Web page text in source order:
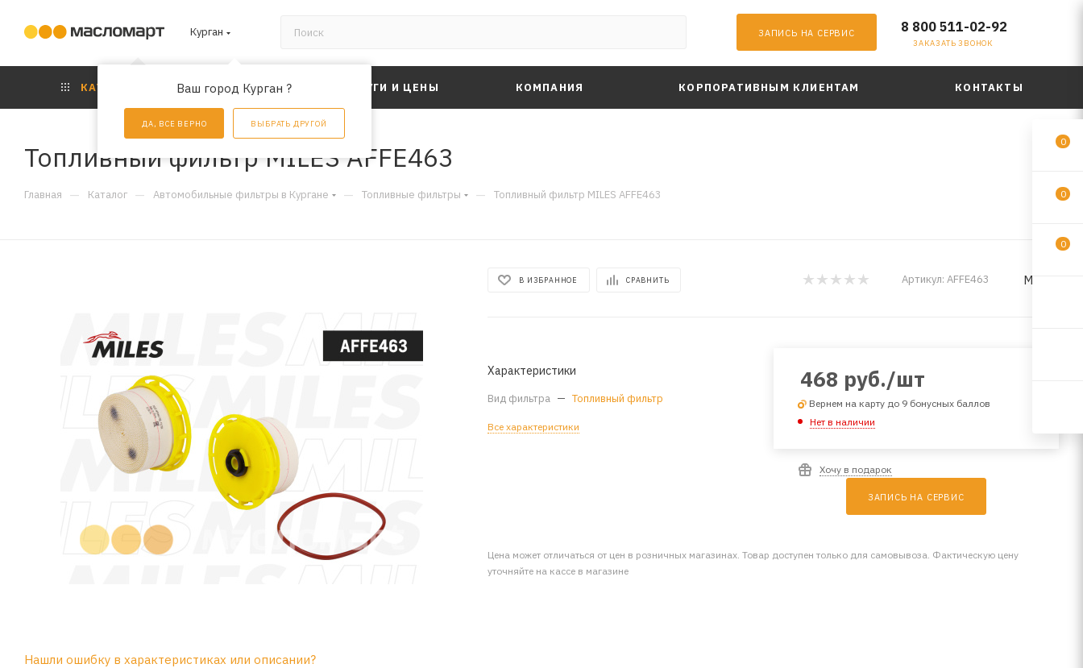
Курган
Ваш город Курган ?
ДА, ВСЕ ВЕРНО ВЫБРАТЬ ДРУГОЙ
ЗАПИСЬ НА СЕРВИС 8 800 511-02-92
ЗАКАЗАТЬ ЗВОНОК
КАТАЛОГ АКЦИИ УСЛУГИ И ЦЕНЫ КОМПАНИЯ КОРПОРАТИВНЫМ КЛИЕНТАМ КОНТАКТЫ
Топливный фильтр MILES AFFE463
Главная — Каталог — Автомобильные фильтры в Кургане — Топливные фильтры — Топливный фильтр MILES AFFE463
В ИЗБРАННОЕ СРАВНИТЬ Артикул: AFFE463 MILES
Характеристики
Вид фильтра — Топливный фильтр
Все характеристики
468 руб./шт
Вернем на карту до 9 бонусных баллов
Нет в наличии
Хочу в подарок
ЗАПИСЬ НА СЕРВИС
Цена может отличаться от цен в розничных магазинах. Товар доступен только для самовывоза. Фактическую цену
уточняйте на кассе в магазине
Нашли ошибку в характеристиках или описании?
0
0
0